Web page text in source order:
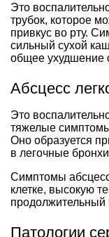
Это
трубок, которое
привкус во рту.
сильный сухой
общее ухудшение
Абсцесс
Это
тяжелые
Оно образуется
в легочные
Симптомы
клетке, высокую
продолжительный
Патологии